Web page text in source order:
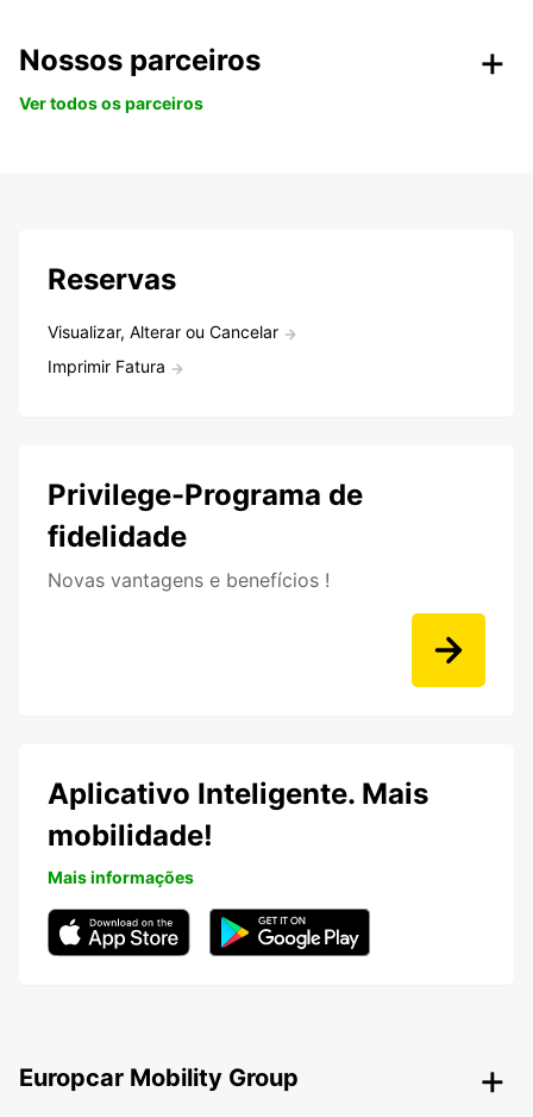
Nossos parceiros
Ver todos os parceiros
Reservas
Visualizar, Alterar ou Cancelar
Imprimir Fatura
Privilege-Programa de
fidelidade
Novas vantagens e benefícios !
Aplicativo Inteligente. Mais
mobilidade!
Mais informações
Europcar Mobility Group